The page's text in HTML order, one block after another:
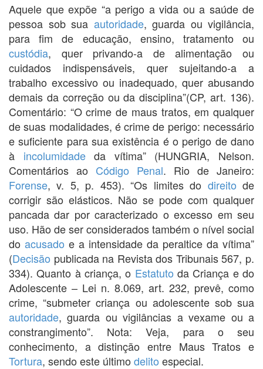
Aquele que expõe “a perigo a vida ou a saúde de
pessoa sob sua autoridade, guarda ou vigilância,
para fim de educação, ensino, tratamento ou
custódia, quer privando-a de alimentação ou
cuidados indispensáveis, quer sujeitando-a a
trabalho excessivo ou inadequado, quer abusando
demais da correção ou da disciplina”(CP, art. 136).
Comentário: “O crime de maus tratos, em qualquer
de suas modalidades, é crime de perigo: necessário
e suficiente para sua existência é o perigo de dano
à incolumidadeda vítima” (HUNGRIA, Nelson.
Comentários ao Código Penal. Rio de Janeiro:
Forense, v. 5, p. 453). “Os limites do direito de
corrigir são elásticos. Não se pode com qualquer
pancada dar por caracterizado o excesso em seu
uso. Hão de ser considerados também o nível social
do acusado e a intensidade da peraltice da vítima”
(Decisão publicada na Revista dos Tribunais 567, p.
334). Quanto à criança, o Estatuto da Criança e do
Adolescente – Lei n. 8.069, art. 232, prevê, como
crime, “submeter criança ou adolescente sob sua
autoridade, guarda ou vigilâncias a vexame ou a
constrangimento”. Nota: Veja, para o seu
conhecimento, a distinção entre Maus Tratos e
Tortura, sendo este último delito especial.